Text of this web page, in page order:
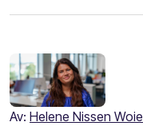
Av: Helene Nissen Woie